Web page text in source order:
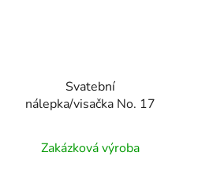
Svatební
nálepka/visačka No. 17
hodnocení
Zakázková výroba